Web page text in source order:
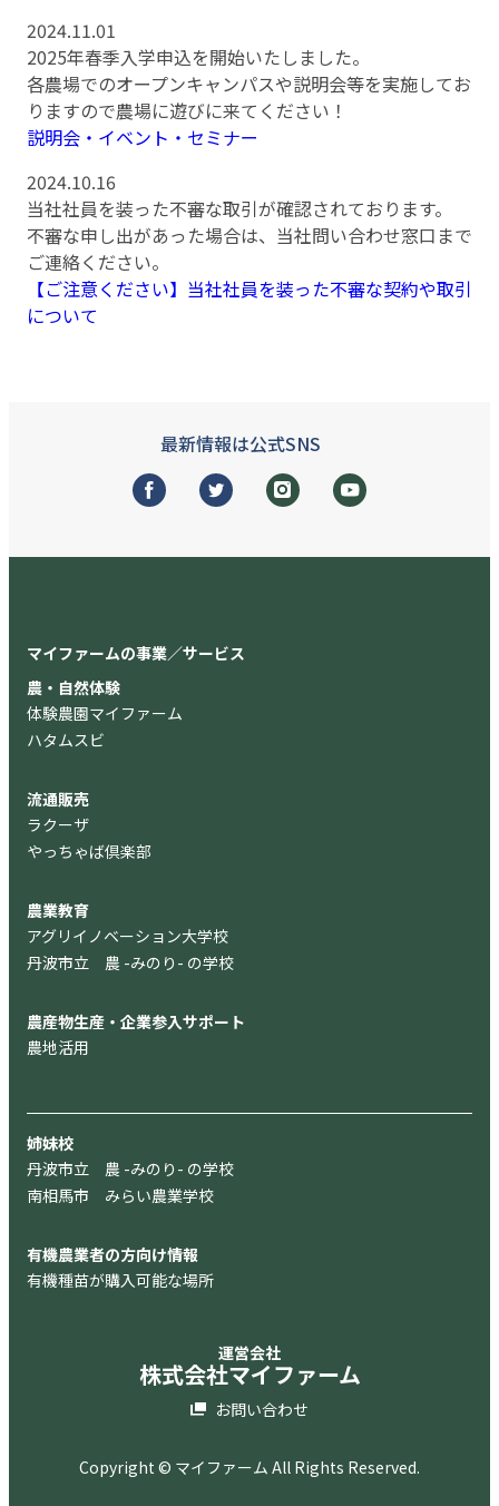
2024.11.01
2025年春季入学申込を開始いたしました。
各農場でのオープンキャンパスや説明会等を実施してお
りますので農場に遊びに来てください！
説明会・イベント・セミナー
2024.10.16
当社社員を装った不審な取引が確認されております。
不審な申し出があった場合は、当社問い合わせ窓口まで
ご連絡ください。
【ご注意ください】当社社員を装った不審な契約や取引
について
最新情報は公式SNS
運営会社
株式会社マイファーム
お問い合わせ
マイファームの事業／サービス
農・自然体験
体験農園マイファーム
ハタムスビ
流通販売
ラクーザ
やっちゃば倶楽部
農業教育
アグリイノベーション大学校
丹波市立 農 -みのり- の学校
農産物生産・企業参入サポート
農地活用
姉妹校
丹波市立 農 -みのり- の学校
南相馬市 みらい農業学校
有機農業者の方向け情報
有機種苗が購入可能な場所
Copyright © マイファーム All Rights Reserved.